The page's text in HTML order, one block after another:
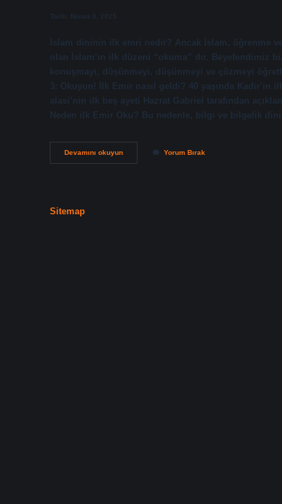
Tarih: Nisan 3, 2025
İslam dininin ilk emri nedir? Ancak İslam, öğrenme
olan İslam’ın ilk düzeni “okuma” dır. Beyefendimiz
konuşmayı, düşünmeyi, düşünmeyi ve çözmeyi
3: Okuyun! İlk Emir nasıl geldi? 40 yaşında Kadir’in
alasi’nin ilk beş ayeti Hazrat Gabriel tarafından
Neden ilk Emir Oku? Bu nedenle, bilgi ve bilgelik
Devamını okuyunPeygamberimize
Ilk
Yorum Bırak
Sitemap